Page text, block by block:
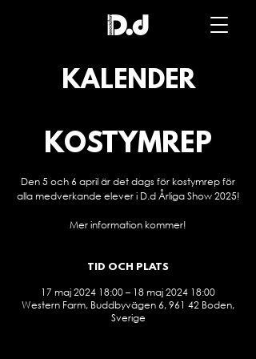
KALENDER
KOSTYMREP
Den 5 och 6 april är det dags för kostymrep för
alla medverkande elever i D.d Årliga Show 2025!
Mer information kommer!
TID OCH PLATS
17 maj 2024 18:00 – 18 maj 2024 18:00
Western Farm, Buddbyvägen 6, 961 42 Boden,
Sverige